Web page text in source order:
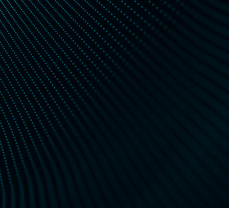
Mitarbeiterinnen
und Mitarbeiter
900*
Standorte in
Deutschland
Technologieführerschaft
70+ Jahre